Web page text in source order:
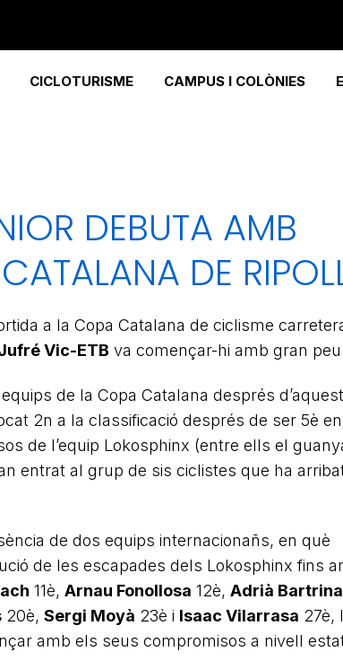
CICLOTURISME CAMPUS I COLÒNIES
DEBUTA AMB
DE
a la Copa Catalana de ciclisme
Vic-ETB va començar-hi amb gran
de la Copa Catalana després
2n a la classificació després de ser 5è
de l’equip Lokosphinx (entre ells el
entrat al grup de sis ciclistes que ha
de dos equips internacionañs, en què
de les escapades dels Lokosphinx fins
11è, Arnau Fonollosa 12è, Adrià Bartrina
20è, Sergi Moyà 23è i Isaac Vilarrasa 27è,
amb els seus compromisos a nivell